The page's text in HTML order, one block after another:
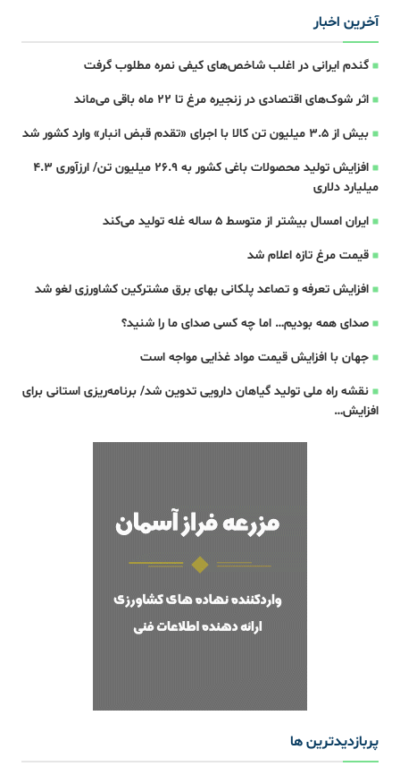
آخرین اخبار
گندم ایرانی در اغلب شاخص‌های کیفی نمره مطلوب گرفت
اثر شوک‌های اقتصادی در زنجیره مرغ تا 22 ماه باقی می‌ماند
بیش از ۳.۵ میلیون تن کالا با اجرای «تقدم قبض انبار» وارد کشور شد
افزایش تولید محصولات باغی کشور به ۲۶.۹ میلیون تن/ ارزآوری ۴.۳
میلیارد دلاری
ایران امسال بیشتر از متوسط 5 ساله غله تولید می‌کند
قیمت مرغ تازه اعلام شد
افزایش تعرفه و تصاعد پلکانی بهای برق مشترکین کشاورزی لغو شد
صدای همه بودیم… اما چه کسی صدای ما را شنید؟
جهان با افزایش قیمت مواد غذایی مواجه است
نقشه راه ملی تولید گیاهان دارویی تدوین شد/ برنامه‌ریزی استانی برای
افزایش…
پربازدیدترین ها